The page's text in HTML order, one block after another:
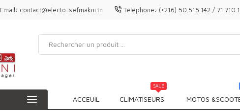
Email: contact@electo-sefmakni.tn Téléphone: (+216) 50.515.142 /
ACCEUIL
SALE
CLIMATISEURS MOTOS